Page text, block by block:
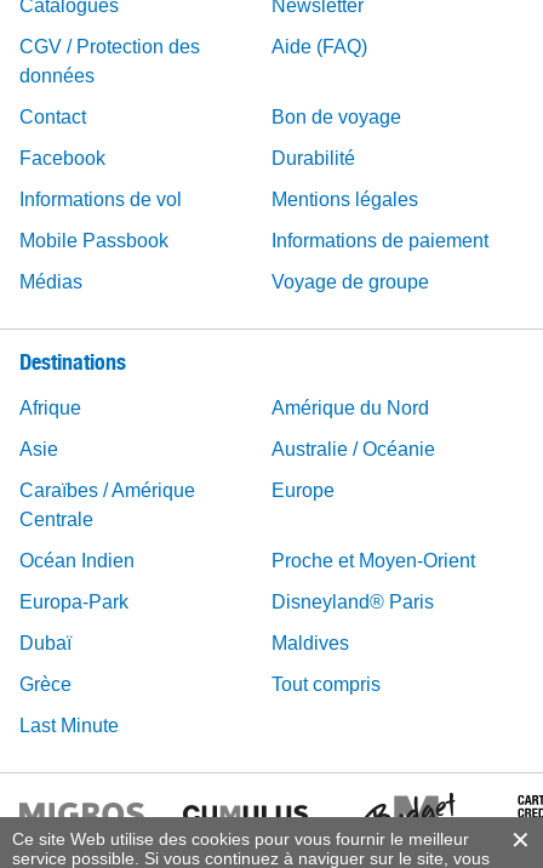
Ce site Web utilise des cookies pour vous fournir le meilleur
service possible. Si vous continuez à naviguer sur le site, vous
Catalogues
Newsletter
CGV / Protection des
données
Aide (FAQ)
Contact
Bon de voyage
Facebook
Durabilité
Informations de vol
Mentions légales
Mobile Passbook
Informations de paiement
Médias
Voyage de groupe
Destinations
Afrique
Amérique du Nord
Asie
Australie / Océanie
Caraïbes / Amérique
Centrale
Europe
Océan Indien
Proche et Moyen-Orient
Europa-Park
Disneyland® Paris
Dubaï
Maldives
Grèce
Tout compris
Last Minute